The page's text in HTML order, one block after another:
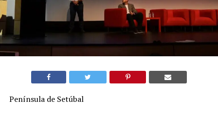
Península de Setúbal